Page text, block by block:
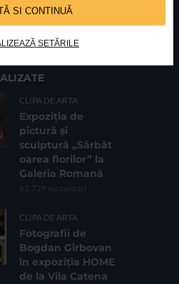
SI CONTINUĂ
SETĂRILE
inreg registrul special: 4 PJ/ 29.01.2013
CLIPA DE ARTA
Expoziția de
pictură și
sculptură „Sărbăt
oarea florilor” la
Galeria Romană
62.729 vizualizari
CLIPA DE ARTA
Fotografii de
Bogdan Gîrbovan
în expoziția HOME
de la Vila Catena